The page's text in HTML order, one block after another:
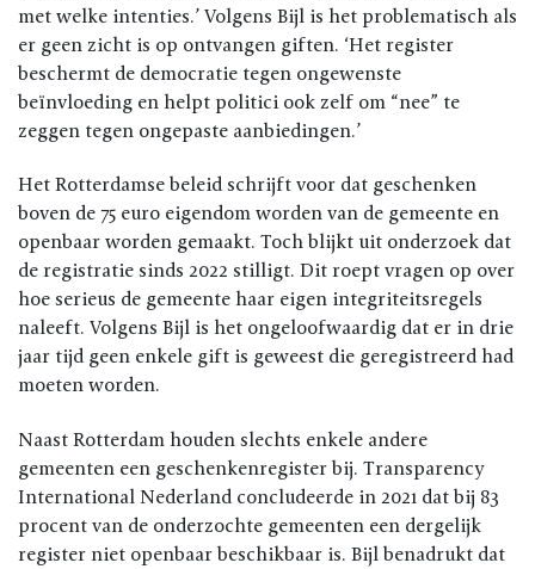
met welke intenties.’ Volgens Bijl is het problematisch als
er geen zicht is op ontvangen giften. ‘Het register
beschermt de democratie tegen ongewenste
beïnvloeding en helpt politici ook zelf om “nee” te
zeggen tegen ongepaste aanbiedingen.’
Het Rotterdamse beleid schrijft voor dat geschenken
boven de 75 euro eigendom worden van de gemeente en
openbaar worden gemaakt. Toch blijkt uit onderzoek dat
de registratie sinds 2022 stilligt. Dit roept vragen op over
hoe serieus de gemeente haar eigen integriteitsregels
naleeft. Volgens Bijl is het ongeloofwaardig dat er in drie
jaar tijd geen enkele gift is geweest die geregistreerd had
moeten worden.
Naast Rotterdam houden slechts enkele andere
gemeenten een geschenkenregister bij. Transparency
International Nederland concludeerde in 2021 dat bij 83
procent van de onderzochte gemeenten een dergelijk
register niet openbaar beschikbaar is. Bijl benadrukt dat